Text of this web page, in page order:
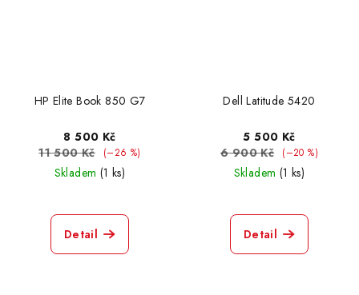
HP Elite Book 850 G7
8 500 Kč
11 500 Kč
(–26 %)
Skladem (1 ks)
Detail
Dell Latitude 5420
5 500 Kč
6 900 Kč
(–20 %)
Skladem (1 ks)
Detail